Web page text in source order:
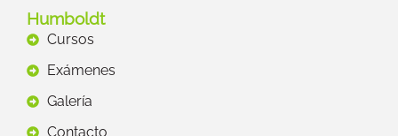
Humboldt
Cursos
Exámenes
Galería
Contacto